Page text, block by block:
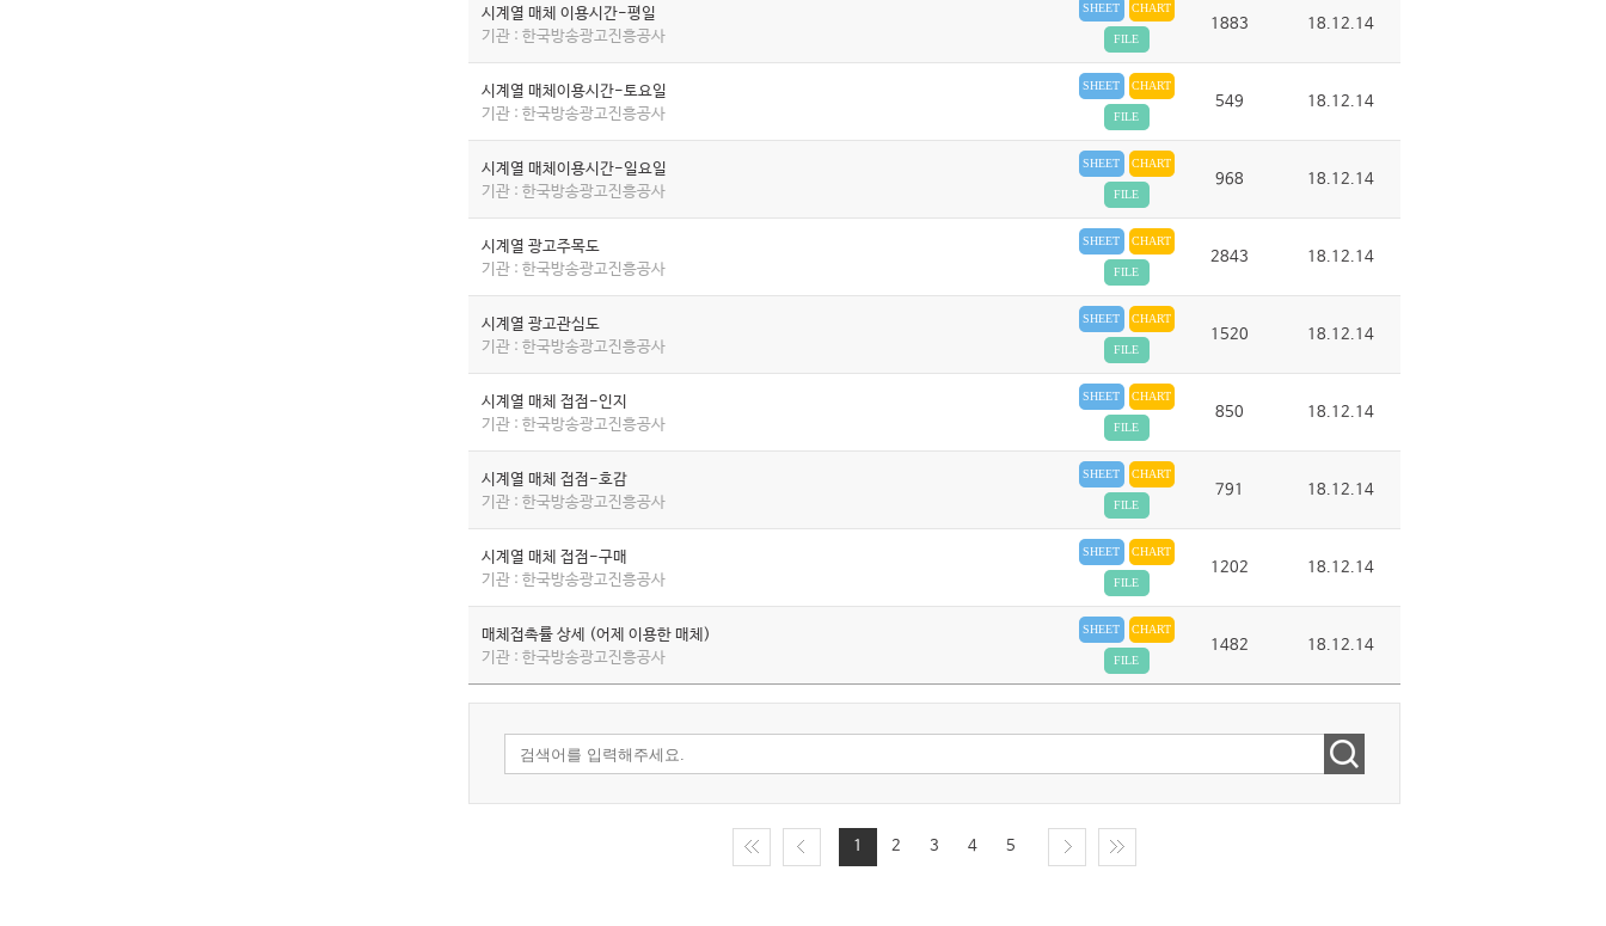
시계열 매체 이용시간-평일
기관 : 한국방송광고진흥공사
SHEET CHART
FILE
1883 18.12.14
시계열 매체이용시간-토요일
기관 : 한국방송광고진흥공사
SHEET CHART
FILE
549 18.12.14
시계열 매체이용시간-일요일
기관 : 한국방송광고진흥공사
SHEET CHART
FILE
968 18.12.14
시계열 광고주목도
기관 : 한국방송광고진흥공사
SHEET CHART
FILE
2843 18.12.14
시계열 광고관심도
기관 : 한국방송광고진흥공사
SHEET CHART
FILE
1520 18.12.14
시계열 매체 접점-인지
기관 : 한국방송광고진흥공사
SHEET CHART
FILE
850 18.12.14
시계열 매체 접점-호감
기관 : 한국방송광고진흥공사
SHEET CHART
FILE
791 18.12.14
시계열 매체 접점-구매
기관 : 한국방송광고진흥공사
SHEET CHART
FILE
1202 18.12.14
매체접촉률 상세 (어제 이용한 매체)
기관 : 한국방송광고진흥공사
SHEET CHART
FILE
1482 18.12.14
1 2 3 4 5